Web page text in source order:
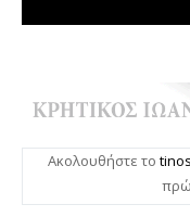
Ακολουθήστε το